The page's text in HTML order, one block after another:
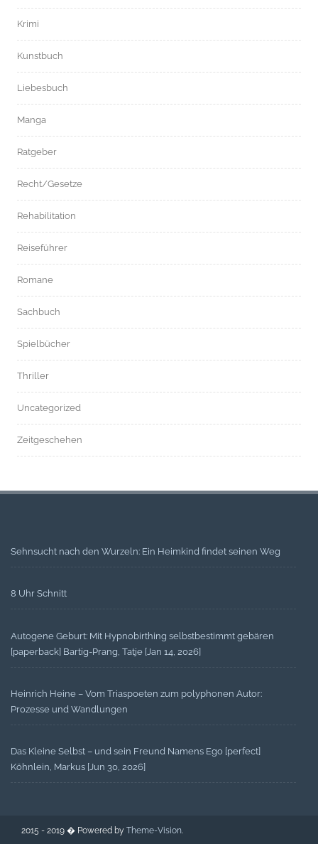
Krimi
Kunstbuch
Liebesbuch
Manga
Ratgeber
Recht/Gesetze
Rehabilitation
Reiseführer
Romane
Sachbuch
Spielbücher
Thriller
Uncategorized
Zeitgeschehen
Sehnsucht nach den Wurzeln: Ein Heimkind findet seinen Weg
8 Uhr Schnitt
Autogene Geburt: Mit Hypnobirthing selbstbestimmt gebären
[paperback] Bartig-Prang, Tatje [Jan 14, 2026]
Heinrich Heine – Vom Triaspoeten zum polyphonen Autor:
Prozesse und Wandlungen
Das Kleine Selbst – und sein Freund Namens Ego [perfect]
Köhnlein, Markus [Jun 30, 2026]
2015 - 2019 � Powered by Theme-Vision.